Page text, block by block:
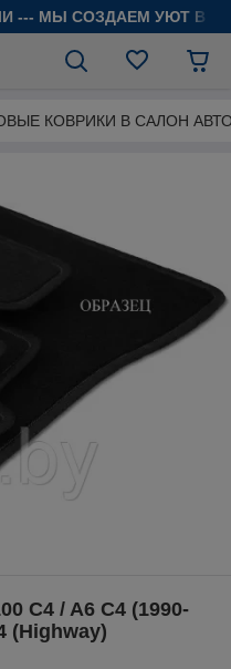
--- МЫ СОЗДАЕМ УЮТ В
КОВРИКИ В САЛОН
C4 / A6 C4 (1990-
(Highway)